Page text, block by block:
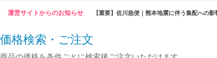
運営サイトからのお知らせ 【重要】佐川急便｜熊本地震に伴う集配への
価格検索・ご注文